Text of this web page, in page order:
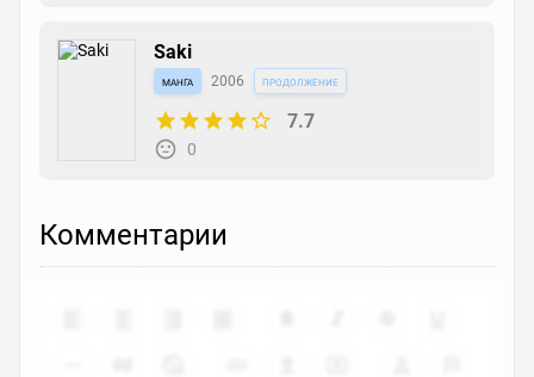
Saki
манга 2006 продолжение
7.7
0
Комментарии